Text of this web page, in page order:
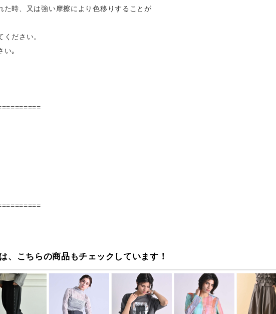
た時、又は強い摩擦により色移りすることが
ださい。
い｡
、こちらの商品もチェックしています！